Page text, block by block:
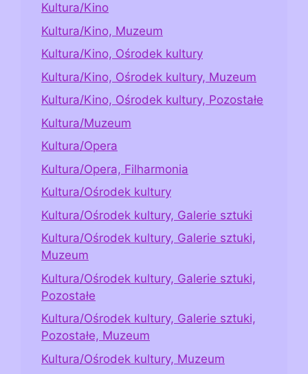
Kultura/Kino
Kultura/Kino, Muzeum
Kultura/Kino, Ośrodek kultury
Kultura/Kino, Ośrodek kultury, Muzeum
Kultura/Kino, Ośrodek kultury, Pozostałe
Kultura/Muzeum
Kultura/Opera
Kultura/Opera, Filharmonia
Kultura/Ośrodek kultury
Kultura/Ośrodek kultury, Galerie sztuki
Kultura/Ośrodek kultury, Galerie sztuki,
Muzeum
Kultura/Ośrodek kultury, Galerie sztuki,
Pozostałe
Kultura/Ośrodek kultury, Galerie sztuki,
Pozostałe, Muzeum
Kultura/Ośrodek kultury, Muzeum